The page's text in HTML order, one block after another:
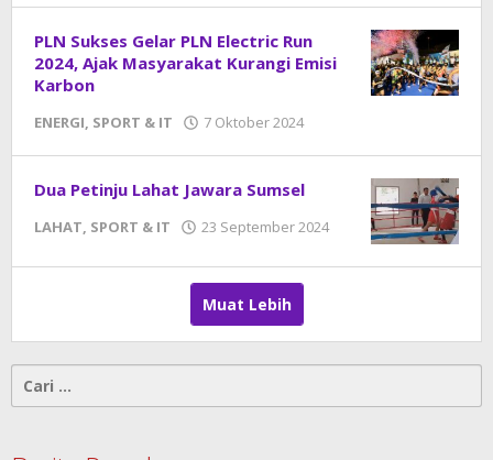
PLN Sukses Gelar PLN Electric Run
2024, Ajak Masyarakat Kurangi Emisi
Karbon
ENERGI, SPORT & IT 7 Oktober 2024
Dua Petinju Lahat Jawara Sumsel
LAHAT, SPORT & IT 23 September 2024
oleh
DangDut
Muat Lebih
Cari
untuk: